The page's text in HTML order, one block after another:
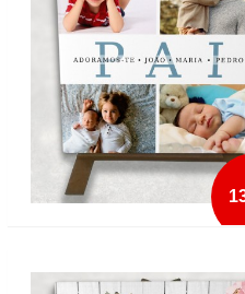
COM CAVALETE